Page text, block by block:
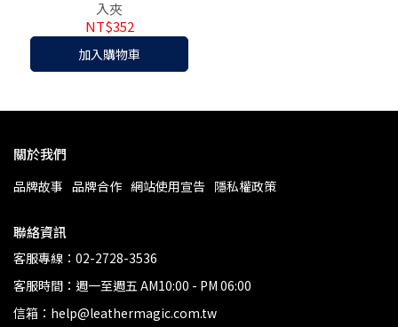
入夾
NT$352
加入購物車
關於我們
品牌故事 品牌合作 網站使用宣告 隱私權政策
聯絡資訊
客服專線：02-2728-3536
客服時間：週一至週五 AM10:00 - PM 06:00
信箱：help@leathermagic.com.tw